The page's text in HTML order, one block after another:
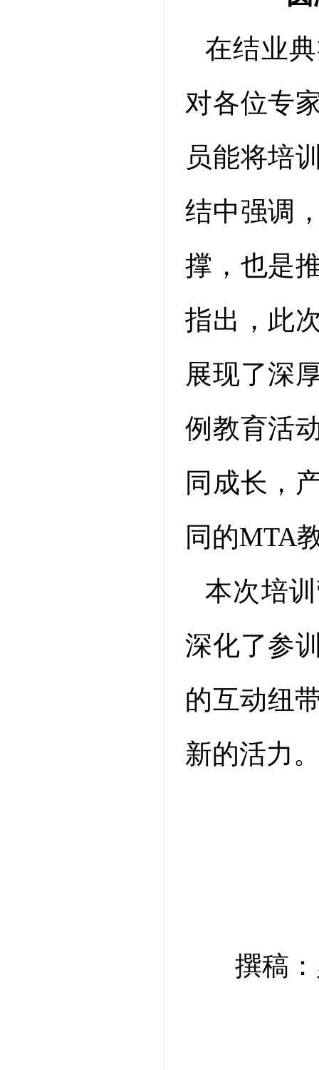
在结业
对各位专
员能将培
结中强调
撑，也是
指出，此
展现了深
例教育活
同成长，
同的MTA
本次培
深化了参
的互动纽
新的活力
撰稿